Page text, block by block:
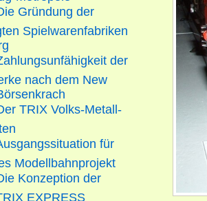
Gründung der
Spielwarenfabriken
der
nach dem New
TRIX Volks-Metall-
für
Modellbahnprojekt
Konzeption der
EXPRESS